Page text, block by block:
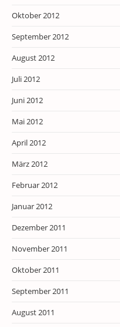
Oktober 2012
September 2012
August 2012
Juli 2012
Juni 2012
Mai 2012
April 2012
März 2012
Februar 2012
Januar 2012
Dezember 2011
November 2011
Oktober 2011
September 2011
August 2011